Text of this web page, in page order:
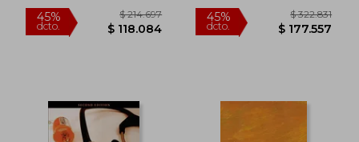
45%
dcto.
$ 214.697
$ 118.084